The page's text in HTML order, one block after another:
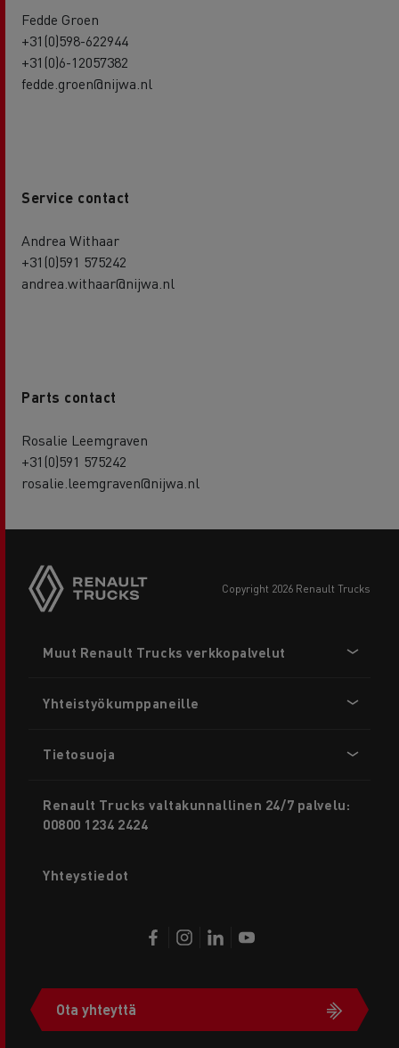
Fedde Groen
+31(0)598-622944
+31(0)6-12057382
fedde.groen@nijwa.nl
Service contact
Andrea Withaar
+31(0)591 575242
andrea.withaar@nijwa.nl
Parts contact
Rosalie Leemgraven
+31(0)591 575242
rosalie.leemgraven@nijwa.nl
copyright 2026 Renault Trucks
menu
Muut Renault Trucks verkkopalvelut
Yhteistyökumppaneille
Tietosuoja
Renault Trucks valtakunnallinen 24/7 palvelu:
00800 1234 2424
Yhteystiedot
Ota yhteyttä